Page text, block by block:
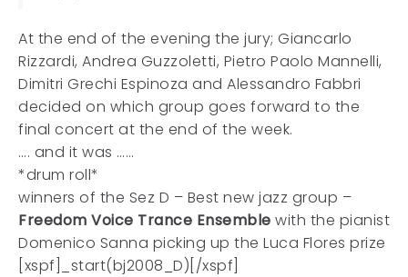
At the end of the evening the jury; Giancarlo
Rizzardi, Andrea Guzzoletti, Pietro Paolo Mannelli,
Dimitri Grechi Espinoza and Alessandro Fabbri
decided on which group goes forward to the
final concert at the end of the week.
…. and it was ……
*drum roll*
winners of the Sez D – Best new jazz group –
Freedom Voice Trance Ensemble with the pianist
Domenico Sanna picking up the Luca Flores prize
[xspf]_start(bj2008_D)[/xspf]